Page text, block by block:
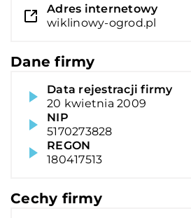
Adres internetowy
wiklinowy-ogrod.pl
Dane firmy
Data rejestracji firmy
20 kwietnia 2009
NIP
5170273828
REGON
180417513
Cechy firmy